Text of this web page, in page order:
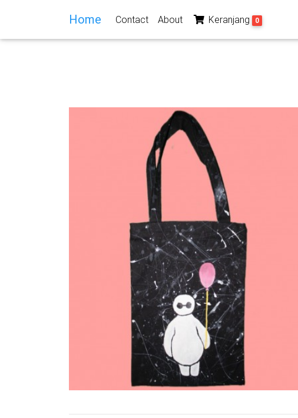
Home Contact About Keranjang 0